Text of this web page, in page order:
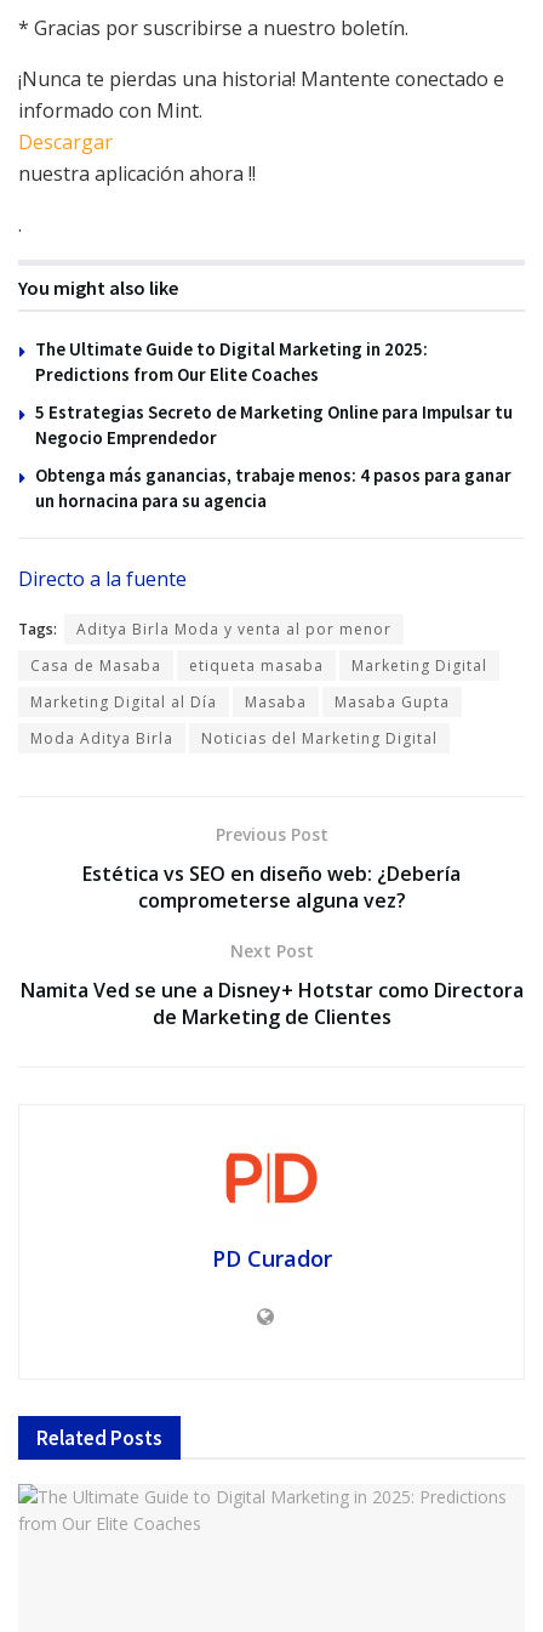
* Gracias por suscribirse a nuestro boletín.
¡Nunca te pierdas una historia! Mantente conectado e
informado con Mint.
Descargar
nuestra aplicación ahora !!
.
You might also like
The Ultimate Guide to Digital Marketing in 2025:
Predictions from Our Elite Coaches
5 Estrategias Secreto de Marketing Online para Impulsar tu
Negocio Emprendedor
Obtenga más ganancias, trabaje menos: 4 pasos para ganar
un hornacina para su agencia
Directo a la fuente
Tags:
Aditya Birla Moda y venta al por menor
Casa de Masaba
etiqueta masaba
Marketing Digital
Marketing Digital al Día
Masaba
Masaba Gupta
Moda Aditya Birla
Noticias del Marketing Digital
Previous Post
Estética vs SEO en diseño web: ¿Debería
comprometerse alguna vez?
Next Post
Namita Ved se une a Disney+ Hotstar como Directora
de Marketing de Clientes
PD Curador
Related Posts